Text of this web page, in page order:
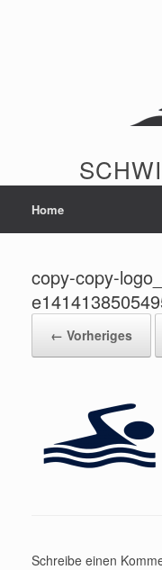
Home
copy-copy-
← Vorheriges
Schreibe einen